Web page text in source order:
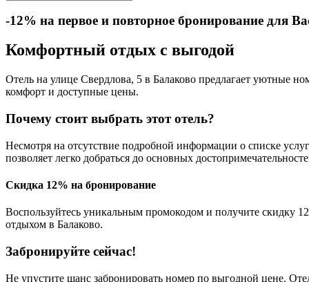
-12% на первое и повторное бронирование для
Комфортный отдых с выгодой
Отель на улице Свердлова, 5 в Балаково предлагает уютные
комфорт и доступные цены.
Почему стоит выбрать этот отель?
Несмотря на отсутствие подробной информации о списке
позволяет легко добраться до основных
Скидка 12% на бронирование
Воспользуйтесь уникальным промокодом и получите скидку
отдыхом в Балаково.
Забронируйте сейчас!
Не упустите шанс забронировать номер по выгодной цене.